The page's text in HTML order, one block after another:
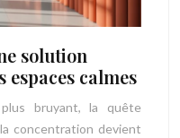
solution
calmes
bruyant, la quête
concentration devient